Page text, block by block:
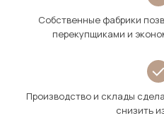
Собственные фабрики
перекупщиками и
Производство и склады
снизить